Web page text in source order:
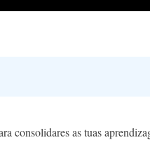
consolidares as tuas